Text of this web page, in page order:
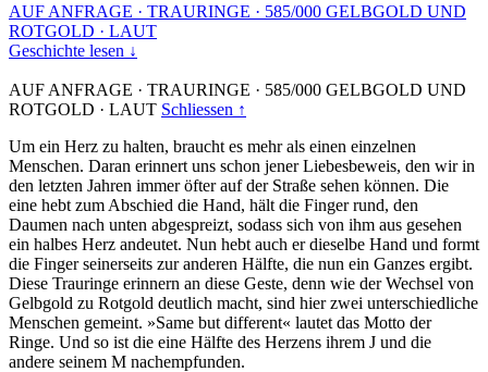
AUF ANFRAGE · TRAURINGE · 585/000 GELBGOLD UND
ROTGOLD · LAUT
Geschichte lesen ↓
AUF ANFRAGE · TRAURINGE · 585/000 GELBGOLD UND
ROTGOLD · LAUT Schliessen ↑
Um ein Herz zu halten, braucht es mehr als einen einzelnen
Menschen. Daran erinnert uns schon jener Liebesbeweis, den wir in
den letzten Jahren immer öfter auf der Straße sehen können. Die
eine hebt zum Abschied die Hand, hält die Finger rund, den
Daumen nach unten abgespreizt, sodass sich von ihm aus gesehen
ein halbes Herz andeutet. Nun hebt auch er dieselbe Hand und formt
die Finger seinerseits zur anderen Hälfte, die nun ein Ganzes ergibt.
Diese Trauringe erinnern an diese Geste, denn wie der Wechsel von
Gelbgold zu Rotgold deutlich macht, sind hier zwei unterschiedliche
Menschen gemeint. »Same but different« lautet das Motto der
Ringe. Und so ist die eine Hälfte des Herzens ihrem J und die
andere seinem M nachempfunden.